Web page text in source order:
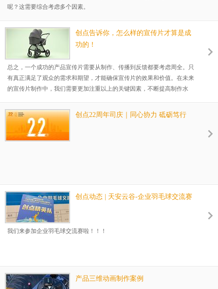
呢？这需要综合考虑多个因素。
创点告诉你，怎么样的宣传片才算是成
功的！
总之，一个成功的产品宣传片需要从制作、传播到反馈都要考虑周全。只
有真正满足了观众的需求和期望，才能确保宣传片的效果和价值。在未来
的宣传片制作中，我们需要更加注重以上的关键因素，不断提高制作水
创点22周年司庆｜同心协力 砥砺笃行
创点动态 | 天安云谷-企业羽毛球交流赛
我们来参加企业羽毛球交流赛啦！！！
产品三维动画制作案例